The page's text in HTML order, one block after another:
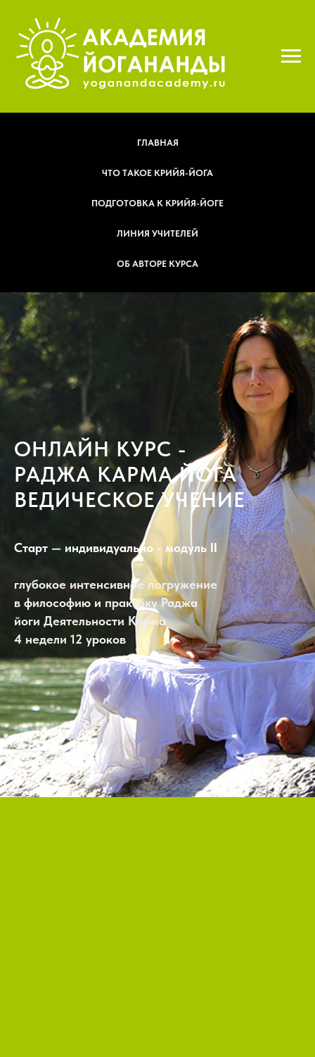
ГЛАВНАЯ
ЧТО ТАКОЕ КРИЙЯ-ЙОГА
ПОДГОТОВКА К КРИЙЯ-ЙОГЕ
ЛИНИЯ УЧИТЕЛЕЙ
ОБ АВТОРЕ КУРСА
ОНЛАЙН КУРС -
РАДЖА КАРМА ЙОГА
ВЕДИЧЕСКОЕ УЧЕНИЕ
Старт — индивидуально - модуль II
глубокое интенсивное погружение
в философию и практику Раджа
йоги Деятельности Карма
4 недели 12 уроков